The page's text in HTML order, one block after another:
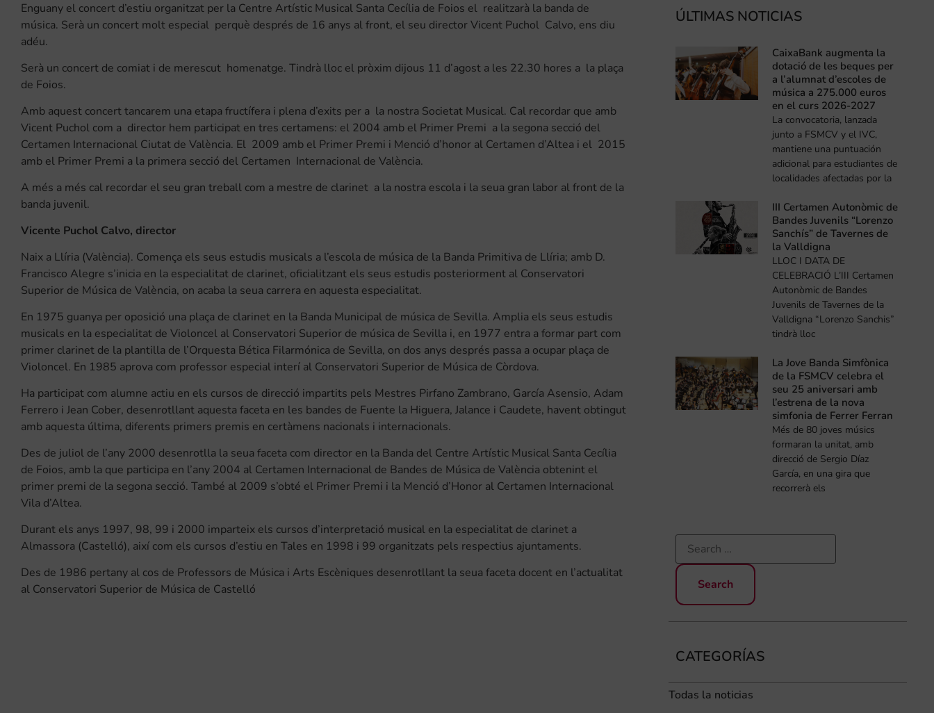
Enguany el concert d’estiu organitzat per la Centre Artístic Musical Santa Cecília de Foios el realitzarà la banda de
música. Serà un concert molt especial perquè després de 16 anys al front, el seu director Vicent Puchol Calvo, ens diu
adéu.
Serà un concert de comiat i de merescut homenatge. Tindrà lloc el pròxim dijous 11 d’agost a les 22.30 hores a la plaça
de Foios.
Amb aquest concert tancarem una etapa fructífera i plena d’exits per a la nostra Societat Musical. Cal recordar que amb
Vicent Puchol com a director hem participat en tres certamens: el 2004 amb el Primer Premi a la segona secció del
Certamen Internacional Ciutat de València. El 2009 amb el Primer Premi i Menció d’honor al Certamen d’Altea i el 2015
amb el Primer Premi a la primera secció del Certamen Internacional de València.
A més a més cal recordar el seu gran treball com a mestre de clarinet a la nostra escola i la seua gran labor al front de la
banda juvenil.
Vicente Puchol Calvo, director
Naix a Llíria (València). Comença els seus estudis musicals a l’escola de música de la Banda Primitiva de Llíria; amb D.
Francisco Alegre s’inicia en la especialitat de clarinet, oficialitzant els seus estudis posteriorment al Conservatori
Superior de Música de València, on acaba la seua carrera en aquesta especialitat.
En 1975 guanya per oposició una plaça de clarinet en la Banda Municipal de música de Sevilla. Amplia els seus estudis
musicals en la especialitat de Violoncel al Conservatori Superior de música de Sevilla i, en 1977 entra a formar part com
primer clarinet de la plantilla de l’Orquesta Bética Filarmónica de Sevilla, on dos anys després passa a ocupar plaça de
Violoncel. En 1985 aprova com professor especial interí al Conservatori Superior de Música de Còrdova.
Ha participat com alumne actiu en els cursos de direcció impartits pels Mestres Pirfano Zambrano, García Asensio, Adam
Ferrero i Jean Cober, desenrotllant aquesta faceta en les bandes de Fuente la Higuera, Jalance i Caudete, havent obtingut
amb aquesta última, diferents primers premis en certàmens nacionals i internacionals.
Des de juliol de l’any 2000 desenrotlla la seua faceta com director en la Banda del Centre Artístic Musical Santa Cecília
de Foios, amb la que participa en l’any 2004 al Certamen Internacional de Bandes de Música de València obtenint el
primer premi de la segona secció. També al 2009 s’obté el Primer Premi i la Menció d’Honor al Certamen Internacional
Vila d’Altea.
Durant els anys 1997, 98, 99 i 2000 imparteix els cursos d’interpretació musical en la especialitat de clarinet a
Almassora (Castelló), així com els cursos d’estiu en Tales en 1998 i 99 organitzats pels respectius ajuntaments.
Des de 1986 pertany al cos de Professors de Música i Arts Escèniques desenrotllant la seua faceta docent en l’actualitat
al Conservatori Superior de Música de Castelló
ÚLTIMAS NOTICIAS
CaixaBank augmenta la
dotació de les beques per
a l’alumnat d’escoles de
música a 275.000 euros
en el curs 2026-2027
La convocatoria, lanzada
junto a FSMCV y el IVC,
mantiene una puntuación
adicional para estudiantes de
localidades afectadas por la
III Certamen Autonòmic de
Bandes Juvenils “Lorenzo
Sanchís” de Tavernes de
la Valldigna
LLOC I DATA DE
CELEBRACIÓ L’III Certamen
Autonòmic de Bandes
Juvenils de Tavernes de la
Valldigna “Lorenzo Sanchis”
tindrà lloc
La Jove Banda Simfònica
de la FSMCV celebra el
seu 25 aniversari amb
l’estrena de la nova
simfonia de Ferrer Ferran
Més de 80 joves músics
formaran la unitat, amb
direcció de Sergio Díaz
García, en una gira que
recorrerà els
CATEGORÍAS
Todas la noticias